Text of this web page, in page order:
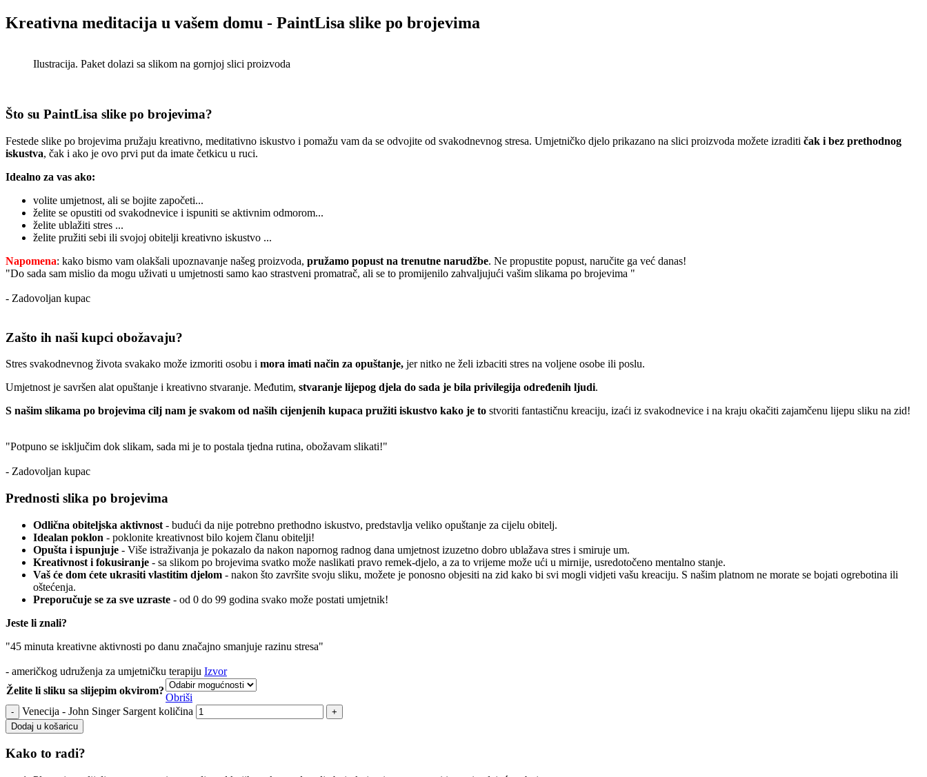
Kreativna meditacija u vašem domu - PaintLisa slike po brojevima
Ilustracija. Paket dolazi sa slikom na gornjoj slici proizvoda
Što su PaintLisa slike po brojevima?
Festede slike po brojevima pružaju kreativno, meditativno iskustvo i pomažu vam da se odvojite od svakodnevnog stresa. Umjetničko djelo prikazano na slici proizvoda možete izraditi čak i bez prethodnog
iskustva, čak i ako je ovo prvi put da imate četkicu u ruci.
Idealno za vas ako:
volite umjetnost, ali se bojite započeti...
želite se opustiti od svakodnevice i ispuniti se aktivnim odmorom...
želite ublažiti stres ...
želite pružiti sebi ili svojoj obitelji kreativno iskustvo ...
Napomena: kako bismo vam olakšali upoznavanje našeg proizvoda, pružamo popust na trenutne narudžbe. Ne propustite popust, naručite ga već danas!
"Do sada sam mislio da mogu uživati u umjetnosti samo kao strastveni promatrač, ali se to promijenilo zahvaljujući vašim slikama po brojevima "
- Zadovoljan kupac
Zašto ih naši kupci obožavaju?
Stres svakodnevnog života svakako može izmoriti osobu i mora imati način za opuštanje, jer nitko ne želi izbaciti stres na voljene osobe ili poslu.
Umjetnost je savršen alat opuštanje i kreativno stvaranje. Međutim, stvaranje lijepog djela do sada je bila privilegija određenih ljudi.
S našim slikama po brojevima cilj nam je svakom od naših cijenjenih kupaca pružiti iskustvo kako je to stvoriti fantastičnu kreaciju, izaći iz svakodnevice i na kraju okačiti zajamčenu lijepu sliku na zid!
"Potpuno se isključim dok slikam, sada mi je to postala tjedna rutina, obožavam slikati!"
- Zadovoljan kupac
Prednosti slika po brojevima
Odlična obiteljska aktivnost - budući da nije potrebno prethodno iskustvo, predstavlja veliko opuštanje za cijelu obitelj.
Idealan poklon - poklonite kreativnost bilo kojem članu obitelji!
Opušta i ispunjuje - Više istraživanja je pokazalo da nakon napornog radnog dana umjetnost izuzetno dobro ublažava stres i smiruje um.
Kreativnost i fokusiranje - sa slikom po brojevima svatko može naslikati pravo remek-djelo, a za to vrijeme može ući u mirnije, usredotočeno mentalno stanje.
Vaš će dom ćete ukrasiti vlastitim djelom - nakon što završite svoju sliku, možete je ponosno objesiti na zid kako bi svi mogli vidjeti vašu kreaciju. S našim platnom ne morate se bojati ogrebotina ili
oštećenja.
Preporučuje se za sve uzraste - od 0 do 99 godina svako može postati umjetnik!
Jeste li znali?
"45 minuta kreativne aktivnosti po danu značajno smanjuje razinu stresa"
- američkog udruženja za umjetničku terapiju Izvor
Želite li sliku sa slijepim okvirom?
Obriši
Venecija - John Singer Sargent količina
Dodaj u košaricu
Kako to radi?